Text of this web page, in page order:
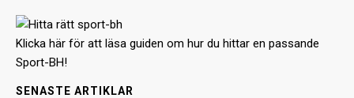
Klicka här för att läsa guiden om hur du hittar en passande
Sport-BH!
SENASTE ARTIKLAR